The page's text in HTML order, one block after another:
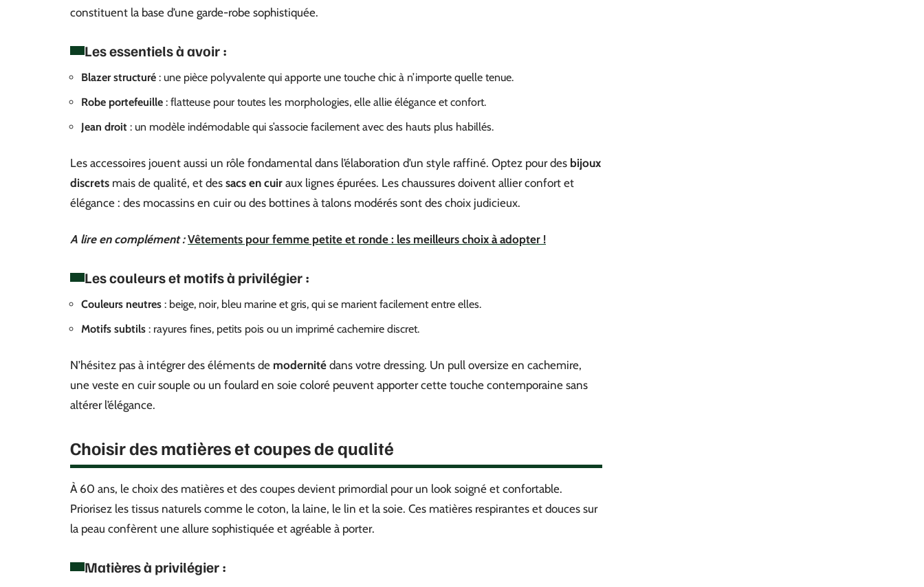
constituent la base d’une garde-robe sophistiquée.
Les essentiels à avoir :
Blazer structuré : une pièce polyvalente qui apporte une touche chic à n’importe quelle tenue.
Robe portefeuille : flatteuse pour toutes les morphologies, elle allie élégance et confort.
Jean droit : un modèle indémodable qui s’associe facilement avec des hauts plus habillés.
Les accessoires jouent aussi un rôle fondamental dans l’élaboration d’un style raffiné. Optez pour des bijoux
discrets mais de qualité, et des sacs en cuir aux lignes épurées. Les chaussures doivent allier confort et
élégance : des mocassins en cuir ou des bottines à talons modérés sont des choix judicieux.
A lire en complément : Vêtements pour femme petite et ronde : les meilleurs choix à adopter !
Les couleurs et motifs à privilégier :
Couleurs neutres : beige, noir, bleu marine et gris, qui se marient facilement entre elles.
Motifs subtils : rayures fines, petits pois ou un imprimé cachemire discret.
N’hésitez pas à intégrer des éléments de modernité dans votre dressing. Un pull oversize en cachemire,
une veste en cuir souple ou un foulard en soie coloré peuvent apporter cette touche contemporaine sans
altérer l’élégance.
Choisir des matières et coupes de qualité
À 60 ans, le choix des matières et des coupes devient primordial pour un look soigné et confortable.
Priorisez les tissus naturels comme le coton, la laine, le lin et la soie. Ces matières respirantes et douces sur
la peau confèrent une allure sophistiquée et agréable à porter.
Matières à privilégier :